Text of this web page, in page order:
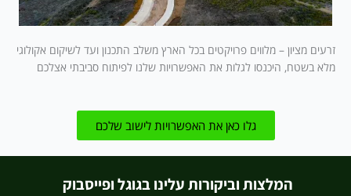
זרעים מציון – מלווים פרויקטים בכל הארץ משלב התכנון ועד לשיקום אקולוגי
מלא בשטח, היכנסו לגלות את האפשרויות שלנו לפיתוח סביבתי אצלכם
גלו כאן את האפשרויות לישוב שלכם
המלצות וביקורות עלינו בגוגל ופייסבוק